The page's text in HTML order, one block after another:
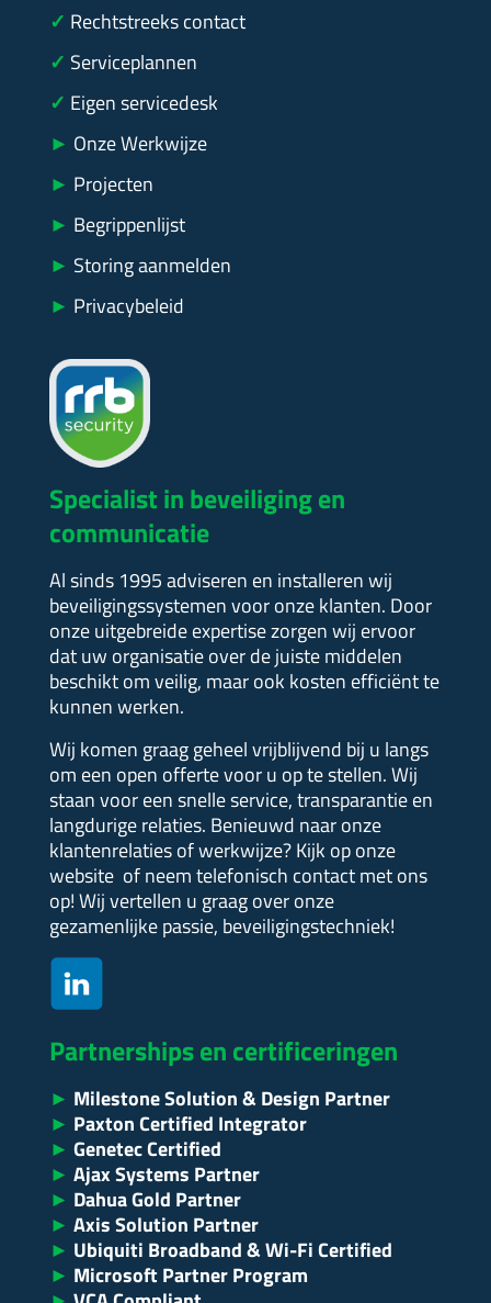
✓ Rechtstreeks contact
✓ Serviceplannen
✓ Eigen servicedesk
► Onze Werkwijze
► Projecten
► Begrippenlijst
► Storing aanmelden
► Privacybeleid
Specialist in beveiliging en
communicatie
Al sinds 1995 adviseren en installeren wij
beveiligingssystemen voor onze klanten. Door
onze uitgebreide expertise zorgen wij ervoor
dat uw organisatie over de juiste middelen
beschikt om veilig, maar ook kosten efficiënt te
kunnen werken.
Wij komen graag geheel vrijblijvend bij u langs
om een open offerte voor u op te stellen.Wij
staan voor een snelle service, transparantie en
langdurige relaties. Benieuwd naar onze
klantenrelaties of werkwijze?Kijk op onze
website of neem telefonisch contact met ons
op! Wij vertellen u graag over onze
gezamenlijke passie, beveiligingstechniek!
Partnerships en certificeringen
► Milestone Solution & Design Partner
► Paxton Certified Integrator
► Genetec Certified
► Ajax Systems Partner
► Dahua Gold Partner
► Axis Solution Partner
► Ubiquiti Broadband & Wi-Fi Certified
► Microsoft Partner Program